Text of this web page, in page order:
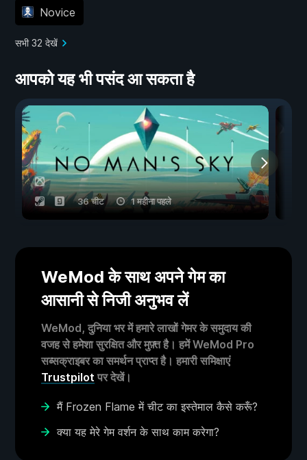
Novice
सभी 32 देखें
आपको यह भी पसंद आ सकता है
36 चीट 1 महीना पहले
WeMod के साथ अपने गेम का
आसानी से निजी अनुभव लें
WeMod, दुनिया भर में हमारे लाखों गेमर के समुदाय की
वजह से हमेशा सुरक्षित और मुफ़्त है। हमें WeMod Pro
सब्सक्राइबर का समर्थन प्राप्त है। हमारी समिक्षाएं
Trustpilot पर देखें।
मैं Frozen Flame में चीट का इस्तेमाल कैसे करूँ?
क्या यह मेरे गेम वर्शन के साथ काम करेगा?